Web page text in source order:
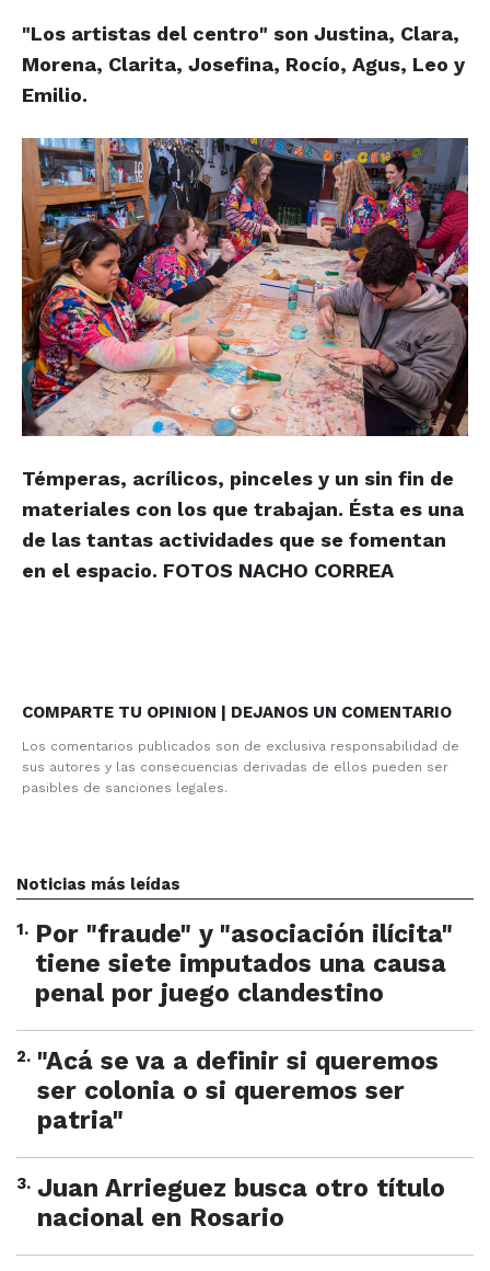
"Los artistas del centro" son Justina, Clara,
Morena, Clarita, Josefina, Rocío, Agus, Leo y
Emilio.
Témperas, acrílicos, pinceles y un sin fin de
materiales con los que trabajan. Ésta es una
de las tantas actividades que se fomentan
en el espacio. FOTOS NACHO CORREA
COMPARTE TU OPINION | DEJANOS UN COMENTARIO
Los comentarios publicados son de exclusiva responsabilidad de
sus autores y las consecuencias derivadas de ellos pueden ser
pasibles de sanciones legales.
Noticias más leídas
1. Por "fraude" y "asociación ilícita"
tiene siete imputados una causa
penal por juego clandestino
2. "Acá se va a definir si queremos
ser colonia o si queremos ser
patria"
3. Juan Arrieguez busca otro título
nacional en Rosario